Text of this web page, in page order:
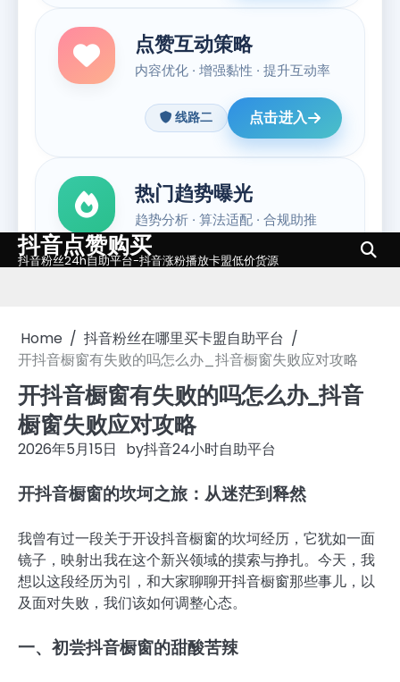
Skip
to
抖音点赞购买
抖音粉丝24h自助平台-抖音涨粉播放卡盟低价货源
Home
抖音粉丝在哪里买卡盟自助平台
开抖音橱窗有失败的吗怎么办_抖音橱窗失败应对攻略
开抖音橱窗有失败的吗怎么办_抖音
橱窗失败应对攻略
2026年5月15日 by抖音24小时自助平台
开抖音橱窗的坎坷之旅：从迷茫到释然
我曾有过一段关于开设抖音橱窗的坎坷经历，它犹如一面
镜子，映射出我在这个新兴领域的摸索与挣扎。今天，我
想以这段经历为引，和大家聊聊开抖音橱窗那些事儿，以
及面对失败，我们该如何调整心态。
一、初尝抖音橱窗的甜酸苦辣